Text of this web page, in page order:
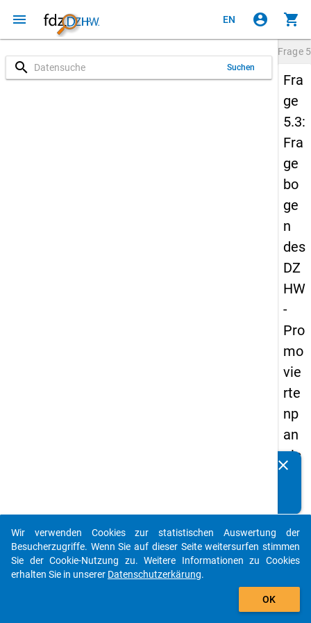
menu EN account_circle shopping_cart
search Suchen
Frage
Fra
ge
5.3:
Fra
ge
bo
ge
n
des
DZ
HW
-
Pro
mo
vie
rte
np
an
els
-
fün
fte
clear
auto_stories
add_shopping_cart
Wir verwenden Cookies zur statistischen Auswertung der
Besucherzugriffe. Wenn Sie auf dieser Seite weitersurfen stimmen
Sie der Cookie-Nutzung zu. Weitere Informationen zu Cookies
erhalten Sie in unserer Datenschutzerkärung.
OK